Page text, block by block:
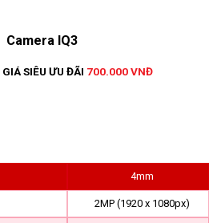
Camera IQ3
GIÁ SIÊU ƯU ĐÃI 700.000 VNĐ
4mm
2MP (1920 x 1080px)